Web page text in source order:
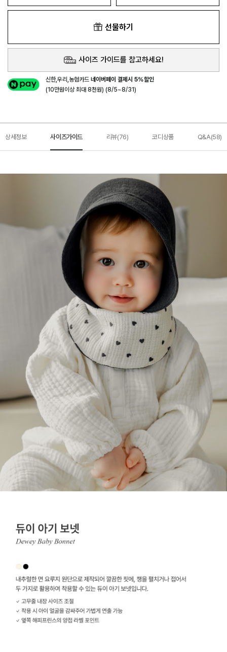
선물하기
사이즈 가이드를 참고하세요!
신한,우리,농협카드네이버페이 결제시 5%할인
(10만원이상 최대 8천원) (8/5~8/31)
상세정보 사이즈가이드 리뷰(76) 코디상품 Q&A(58)